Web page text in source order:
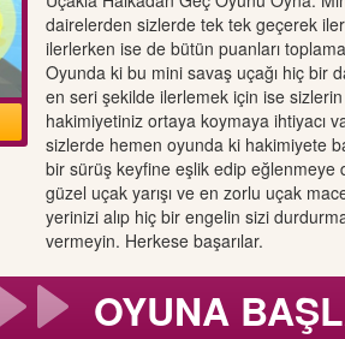
dairelerden sizlerde tek tek geçerek
ilerlerken ise de bütün puanları
Oyunda ki bu mini savaş uçağı hiç bir
en seri şekilde ilerlemek için ise
hakimiyetiniz ortaya koymaya ihtiyacı
sizlerde hemen oyunda ki hakimiyete
bir sürüş keyfine eşlik edip eğlenmeye
güzel uçak yarışı ve en zorlu uçak
yerinizi alıp hiç bir engelin sizi
vermeyin. Herkese başarılar.
OYUNA